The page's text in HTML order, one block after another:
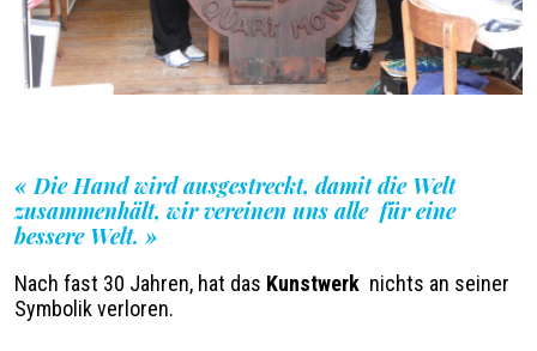
« Die Hand wird ausgestreckt, damit die Welt
zusammenhält, wir vereinen uns alle für eine
bessere Welt. »
Nach fast 30 Jahren, hat das Kunstwerk nichts an seiner
Symbolik verloren.